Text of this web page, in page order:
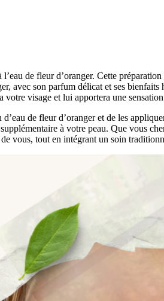
de fleur d’oranger. Cette
avec son parfum délicat et ses
visage et lui apportera une
de fleur d’oranger et de les
à votre peau. Que vous
vous, tout en intégrant un soin